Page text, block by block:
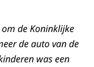
de Koninklijke
de auto van de
was een